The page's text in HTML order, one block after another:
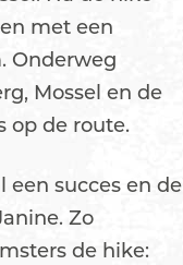
met een
Onderweg
Mossel en de
op de route.
een succes en de
Zo
de hike: